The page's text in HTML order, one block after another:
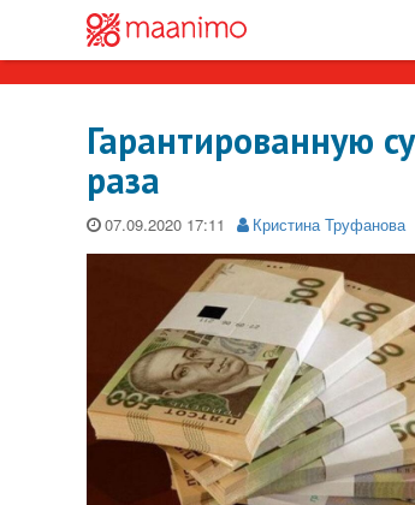
Гарантированную
раза
07.09.2020 Кристина Труфанова